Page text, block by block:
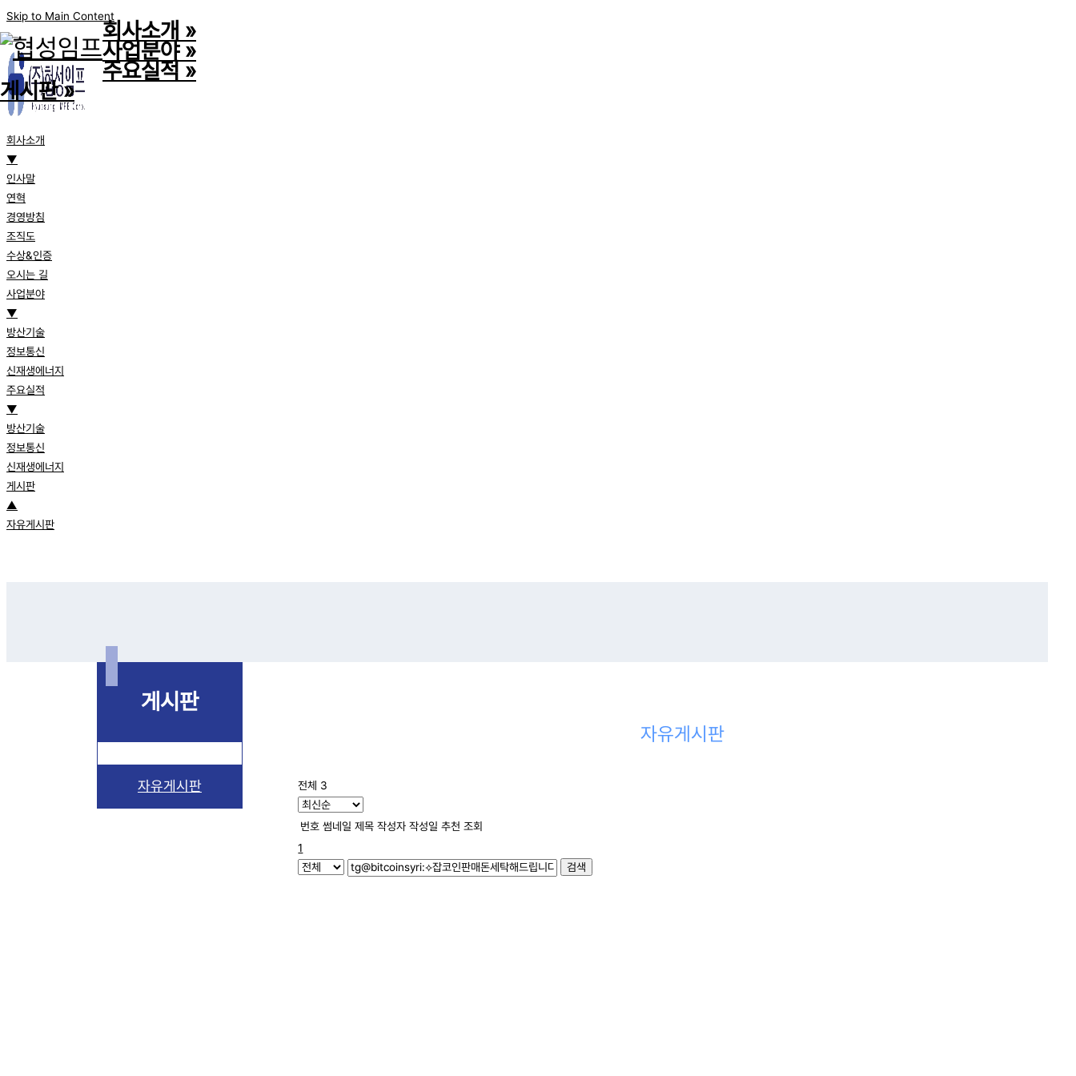
Skip to Main Content
회사소개
▼
인사말
연혁
경영방침
조직도
수상&인증
오시는 길
사업분야
▼
방산기술
정보통신
신재생에너지
주요실적
▼
방산기술
정보통신
신재생에너지
게시판
▲
자유게시판
회사소개 »
사업분야»
주요실적»
게시판»
게시판
자유게시판
자유게시판
전체 3
번호 썸네일 제목 작성자 작성일 추천 조회
1
검색